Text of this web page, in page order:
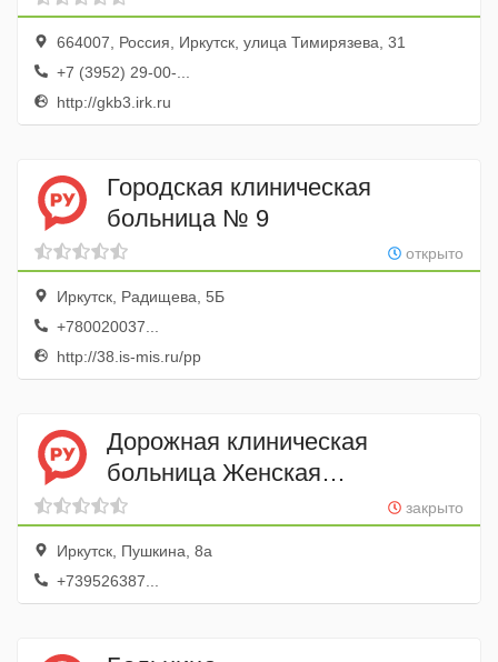
664007, Россия, Иркутск, улица Тимирязева, 31
+7 (3952) 29-00-...
http://gkb3.irk.ru
Городская клиническая
больница № 9
открыто
Иркутск, Радищева, 5Б
+780020037...
http://38.is-mis.ru/pp
Дорожная клиническая
больница Женская
консультация, Поликлиника
№ 1
закрыто
Иркутск, Пушкина, 8а
+739526387...